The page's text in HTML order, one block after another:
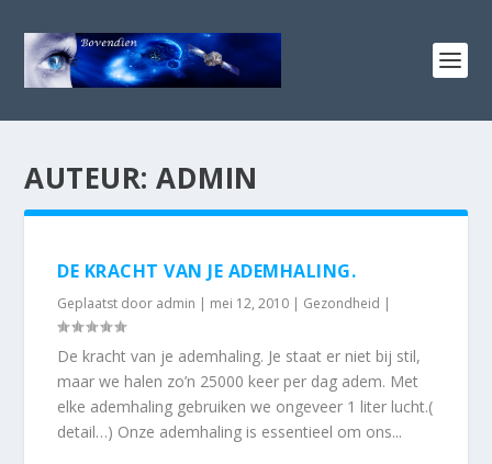
AUTEUR:ADMIN
DE KRACHT VAN JE ADEMHALING.
Geplaatst door admin | mei 12, 2010 | Gezondheid |
De kracht van je ademhaling. Je staat er niet bij stil,
maar we halen zo’n 25000 keer per dag adem. Met
elke ademhaling gebruiken we ongeveer 1 liter lucht.(
detail…) Onze ademhaling is essentieel om ons...